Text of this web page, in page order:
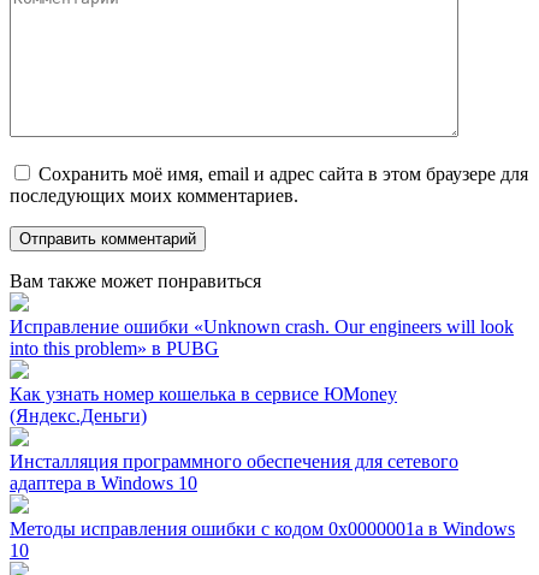
Сохранить моё имя, email и адрес сайта в этом браузере для
последующих моих комментариев.
Вам также может понравиться
Исправление ошибки «Unknown crash. Our engineers will look
into this problem» в PUBG
Как узнать номер кошелька в сервисе ЮMoney
(Яндекс.Деньги)
Инсталляция программного обеспечения для сетевого
адаптера в Windows 10
Методы исправления ошибки с кодом 0x0000001a в Windows
10